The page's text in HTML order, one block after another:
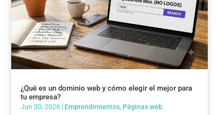
¿Qué es un dominio web y cómo elegir el mejor para
tu empresa?
Jun 30, 2026 | Emprendimientos, Páginas web